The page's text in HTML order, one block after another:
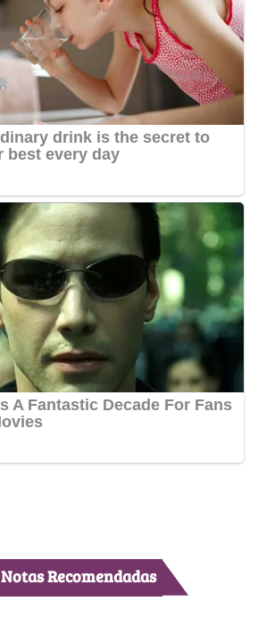
Notas Recomendadas